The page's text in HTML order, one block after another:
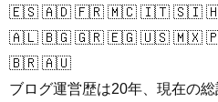
🇪🇸 🇦🇩 🇫🇷 🇲🇨 🇮🇹 🇸🇮
🇦🇱 🇧🇬 🇬🇷 🇪🇬 🇺🇸 🇲🇽
🇧🇷 🇦🇺
ブログ運営歴は20年、現在の